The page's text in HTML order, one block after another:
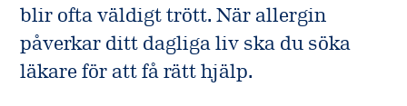
Talk Play
blir ofta väldigt trött. När allergin
påverkar ditt dagliga liv ska du söka
läkare för att få rätt hjälp.